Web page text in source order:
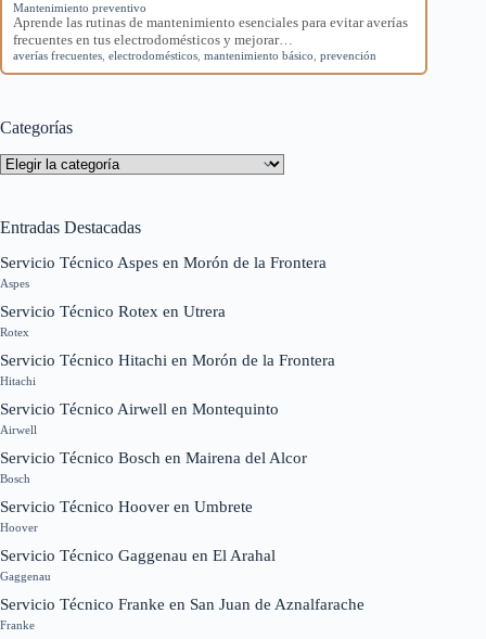
Mantenimiento preventivo
Aprende las rutinas de mantenimiento esenciales para evitar averías
frecuentes en tus electrodomésticos y mejorar…
averías frecuentes electrodomésticos mantenimiento básico prevención
Categorías
Categorías
Entradas Destacadas
Servicio Técnico Aspes en Morón de la Frontera
Aspes
Servicio Técnico Rotex en Utrera
Rotex
Servicio Técnico Hitachi en Morón de la Frontera
Hitachi
Servicio Técnico Airwell en Montequinto
Airwell
Servicio Técnico Bosch en Mairena del Alcor
Bosch
Servicio Técnico Hoover en Umbrete
Hoover
Servicio Técnico Gaggenau en El Arahal
Gaggenau
Servicio Técnico Franke en San Juan de Aznalfarache
Franke